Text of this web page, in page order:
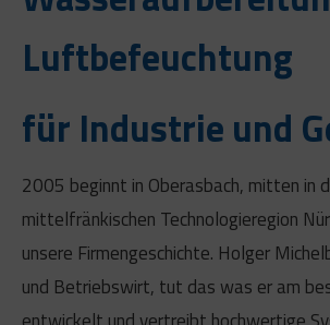
Luftbefeuchtung
für Industrie und
2005 beginnt in Oberasbach, mitten in
mittelfränkischen Technologieregion
unsere Firmengeschichte. Holger
und Betriebswirt, tut das was er am